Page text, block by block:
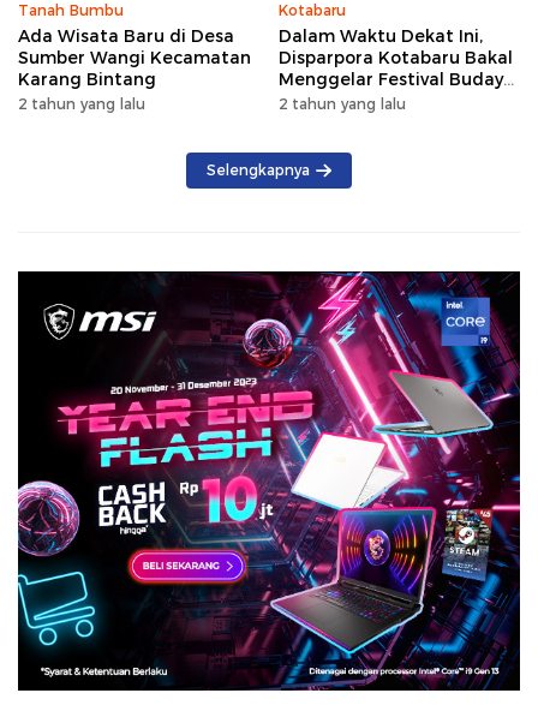
Tanah Bumbu
Ada Wisata Baru di Desa
Sumber Wangi Kecamatan
Karang Bintang
2 tahun yang lalu
Kotabaru
Dalam Waktu Dekat Ini,
Disparpora Kotabaru Bakal
Menggelar Festival Budaya
Saijaan 2024
2 tahun yang lalu
Selengkapnya